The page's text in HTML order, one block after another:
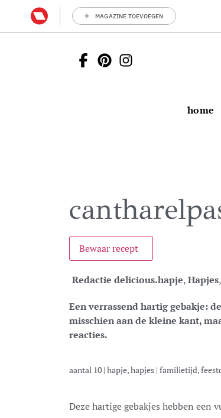
MAGAZINE TOEVOEGEN
home
Bewaar recept
Redactie delicious.hapje,Hapjes,
Een verrassend hartig gebakje:
misschien aan de kleine kant,
reacties.
aantal 10 | hapje, hapjes | familietijd,
Deze hartige gebakjes hebben een vulling van romige cantharel. Voorbereiden – Het deeg